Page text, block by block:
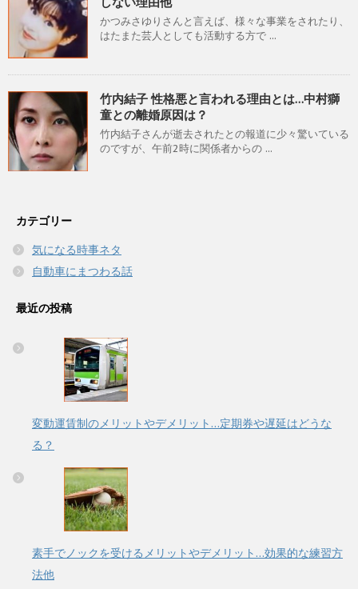
かつみさゆりさんと言えば、様々な事業をされたり、
はたまた芸人としても活動する方で ...
竹内結子 性格悪と言われる理由とは…中村獅
童との離婚原因は？
竹内結子さんが逝去されたとの報道に少々驚いている
のですが、午前2時に関係者からの ...
カテゴリー
気になる時事ネタ
自動車にまつわる話
最近の投稿
変動運賃制のメリットやデメリット…定期券や遅延はどうな
る？
素手でノックを受けるメリットやデメリット…効果的な練習方
法他